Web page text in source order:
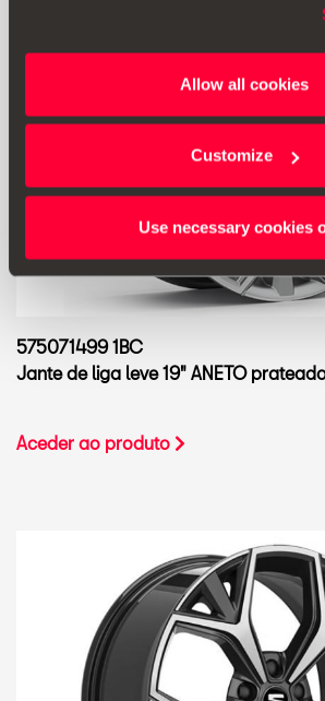
Allow all cookies
Customize
Use necessary cookies
575071499 1BC
Jante de liga leve 19" ANETO
Aceder ao produto